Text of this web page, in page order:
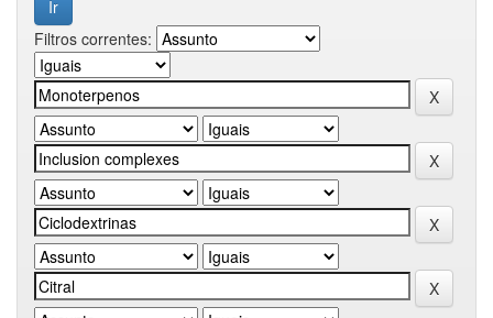
Filtros correntes: